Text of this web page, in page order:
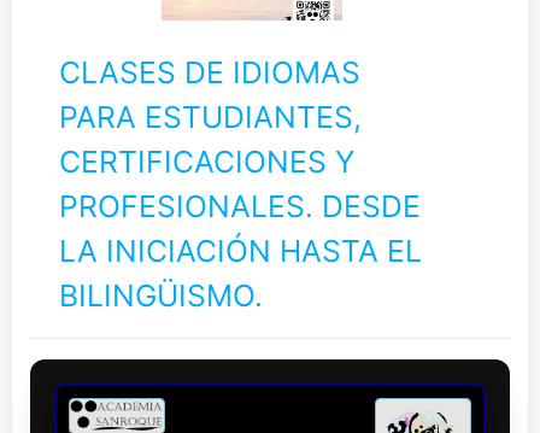
CLASES DE IDIOMAS
PARA ESTUDIANTES,
CERTIFICACIONES Y
PROFESIONALES. DESDE
LA INICIACIÓN HASTA EL
BILINGÜISMO.